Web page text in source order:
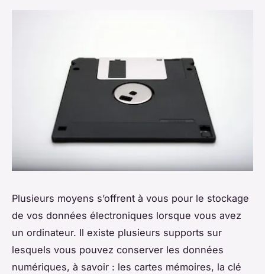
Plusieurs moyens s’offrent à vous pour le stockage
de vos données électroniques lorsque vous avez
un ordinateur. Il existe plusieurs supports sur
lesquels vous pouvez conserver les données
numériques, à savoir : les cartes mémoires, la clé